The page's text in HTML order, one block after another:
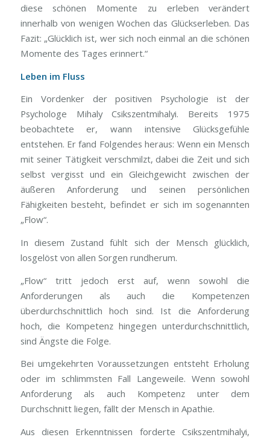
diese schönen Momente zu erleben verändert
innerhalb von wenigen Wochen das Glückserleben. Das
Fazit: „Glücklich ist, wer sich noch einmal an die schönen
Momente des Tages erinnert.“
Leben im Fluss
Ein Vordenker der positiven Psychologie ist der
Psychologe Mihaly Csikszentmihalyi. Bereits 1975
beobachtete er, wann intensive Glücksgefühle
entstehen. Er fand Folgendes heraus: Wenn ein Mensch
mit seiner Tätigkeit verschmilzt, dabei die Zeit und sich
selbst vergisst und ein Gleichgewicht zwischen der
äußeren Anforderung und seinen persönlichen
Fähigkeiten besteht, befindet er sich im sogenannten
„Flow“.
In diesem Zustand fühlt sich der Mensch glücklich,
losgelöst von allen Sorgen rundherum.
„Flow“ tritt jedoch erst auf, wenn sowohl die
Anforderungen als auch die Kompetenzen
überdurchschnittlich hoch sind. Ist die Anforderung
hoch, die Kompetenz hingegen unterdurchschnittlich,
sind Ängste die Folge.
Bei umgekehrten Voraussetzungen entsteht Erholung
oder im schlimmsten Fall Langeweile. Wenn sowohl
Anforderung als auch Kompetenz unter dem
Durchschnitt liegen, fällt der Mensch in Apathie.
Aus diesen Erkenntnissen forderte Csikszentmihalyi,